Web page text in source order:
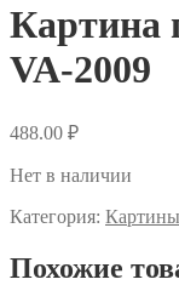
Картина
VA-2009
488.00 ₽
Нет в наличии
Категория:
Похожие